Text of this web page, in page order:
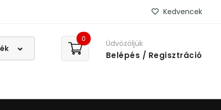
Kedvencek
0 Üdvözöljük
Belépés / Regisztráció